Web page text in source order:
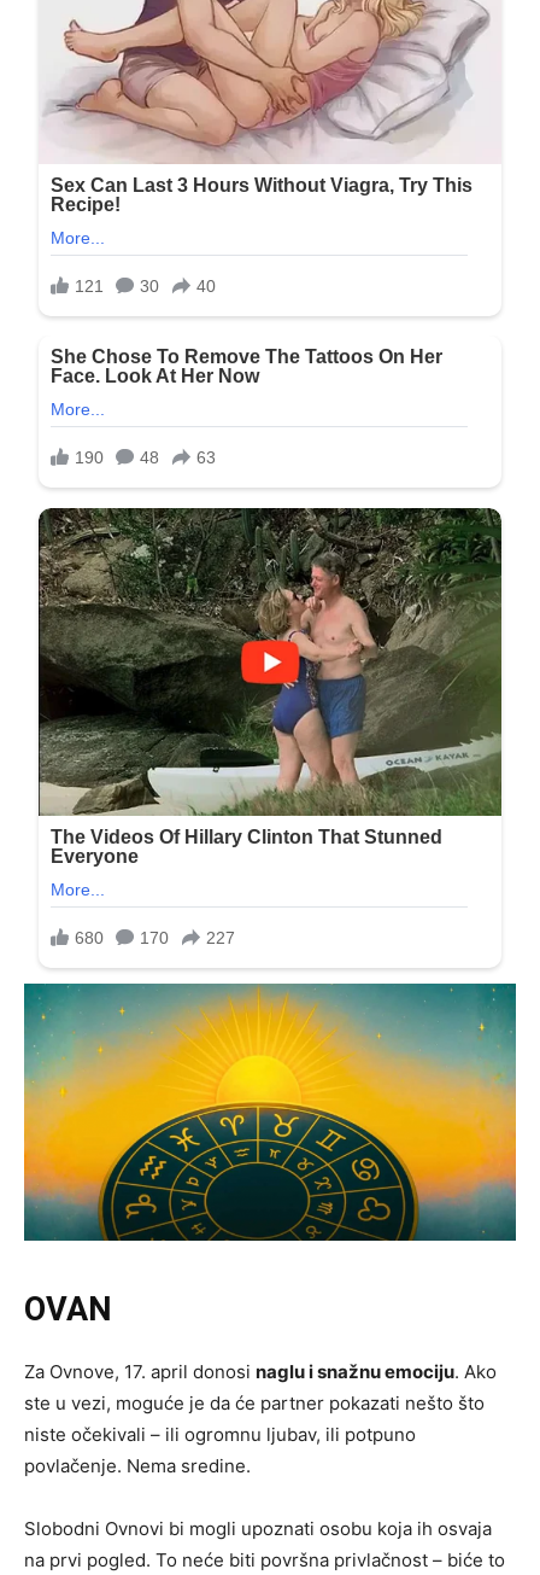
OVAN
Za Ovnove, 17. april donosi naglu i snažnu emociju. Ako
ste u vezi, moguće je da će partner pokazati nešto što
niste očekivali – ili ogromnu ljubav, ili potpuno
povlačenje. Nema sredine.
Slobodni Ovnovi bi mogli upoznati osobu koja ih osvaja
na prvi pogled. To neće biti površna privlačnost – biće to